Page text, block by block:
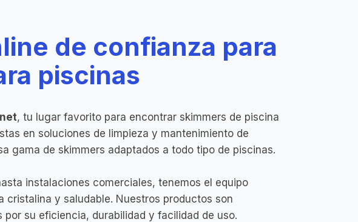
de confianza para
piscinas
, tu lugar favorito para encontrar skimmers de piscina
en soluciones de limpieza y mantenimiento de
gama de skimmers adaptados a todo tipo de piscinas.
instalaciones comerciales, tenemos el equipo
cristalina y saludable. Nuestros productos son
su eficiencia, durabilidad y facilidad de uso.